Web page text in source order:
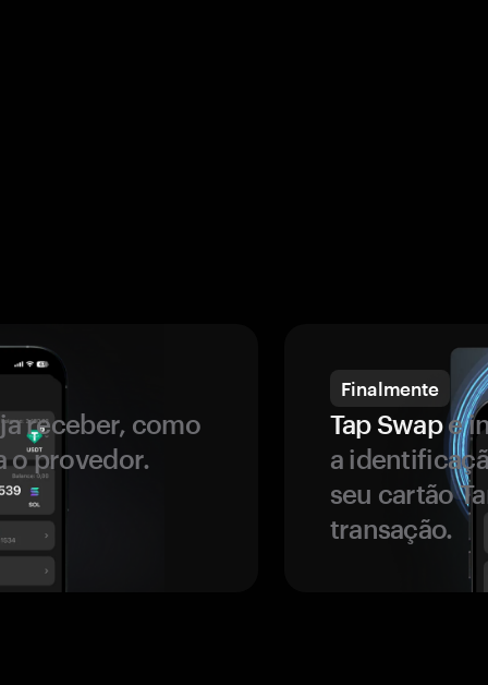
receber, como
o provedor.
Finalmente
Tap Swape
a
seu cartão
transação.